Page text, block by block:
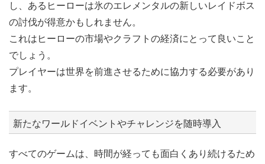
し、あるヒーローは氷のエレメンタルの新しいレイドボス
の討伐が得意かもしれません。
これはヒーローの市場やクラフトの経済にとって良いこと
でしょう。
プレイヤーは世界を前進させるために協力する必要があり
ます。
新たなワールドイベントやチャレンジを随時導入
すべてのゲームは、時間が経っても面白くあり続けるため